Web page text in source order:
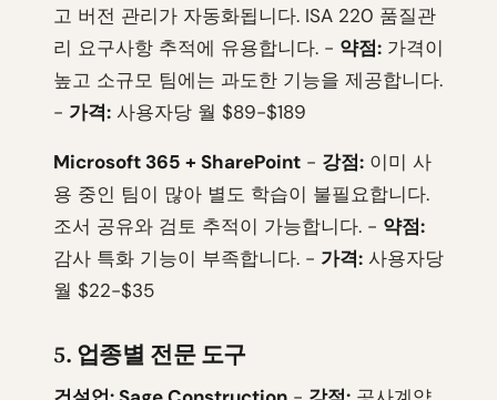
고 버전 관리가 자동화됩니다. ISA 220 품질관
리 요구사항 추적에 유용합니다. - 약점: 가격이
높고 소규모 팀에는 과도한 기능을 제공합니다.
- 가격: 사용자당 월 $89-$189
Microsoft 365 + SharePoint - 강점: 이미 사
용 중인 팀이 많아 별도 학습이 불필요합니다.
조서 공유와 검토 추적이 가능합니다. - 약점:
감사 특화 기능이 부족합니다. - 가격: 사용자당
월 $22-$35
5. 업종별 전문 도구